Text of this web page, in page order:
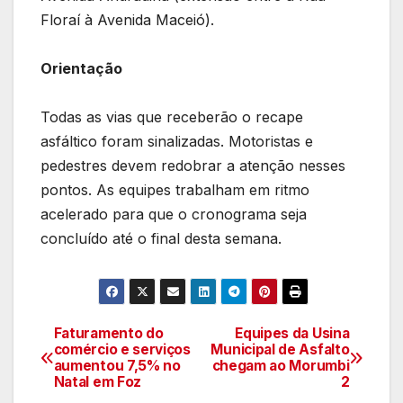
Floraí à Avenida Maceió).
Orientação
Todas as vias que receberão o recape
asfáltico foram sinalizadas. Motoristas e
pedestres devem redobrar a atenção nesses
pontos. As equipes trabalham em ritmo
acelerado para que o cronograma seja
concluído até o final desta semana.
Navegação
de
Equipes da Usina
Municipal de Asfalto
chegam ao Morumbi
2
Faturamento do
comércio e serviços
aumentou 7,5% no
Natal em Foz